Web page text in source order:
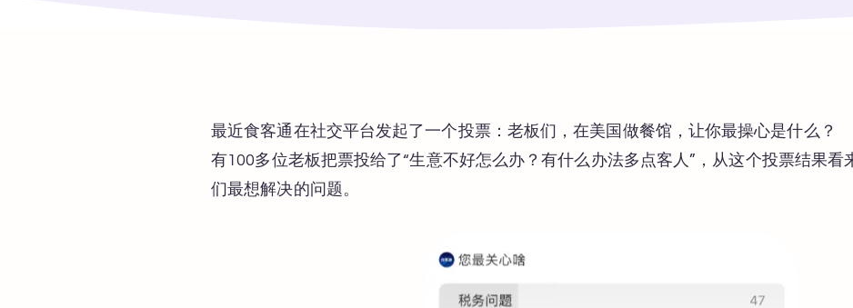
最近食客通在社交平台发起了一个投票：老板们，在美国做餐馆，让你最操心是什么？
有100多位老板把票投给了“生意不好怎么办？有什么办法多点客人”，从这个投票结果看
们最想解决的问题。